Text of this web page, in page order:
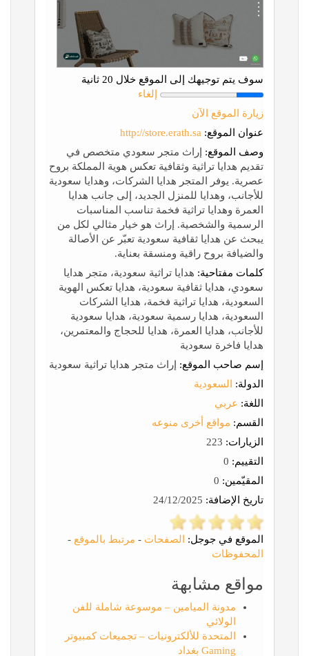
سوف يتم توجيهك إلى الموقع خلال 20 ثانية
إلغاء
زيارة الموقع الآن
عنوان الموقع: http://store.erath.sa
وصف الموقع: إراث متجر سعودي متخصص في
تقديم هدايا تراثية وثقافية تعكس هوية المملكة بروح
عصرية. يوفر المتجر هدايا الشركات، وهدايا سعودية
للأجانب، وهدايا للمنزل الجديد، إلى جانب هدايا
العمرة وهدايا تراثية فخمة تناسب المناسبات
الرسمية والشخصية. إراث هو خيار مثالي لكل من
يبحث عن هدايا ثقافية سعودية تعبّر عن الأصالة
والضيافة بروح راقية ومنسقة بعناية.
كلمات مفتاحية: هدايا تراثية سعودية، متجر هدايا
سعودي، هدايا ثقافية سعودية، هدايا تعكس الهوية
السعودية، هدايا تراثية فخمة، هدايا الشركات
السعودية، هدايا رسمية سعودية، هدايا سعودية
للأجانب، هدايا العمرة، هدايا للحجاج والمعتمرين،
هدايا فاخرة سعودية
إسم صاحب الموقع: إراث متجر هدايا تراثية سعودية
الدولة:
السعودية
اللغة: عربي
القسم: مواقع أخرى منوعه
الزيارات:
التقييم:
المقيّمين:
تاريخ الإضافة:
الموقع في جوجل: الصفحات - مرتبط بالموقع -
المحفوظات
مواقع مشابهة
مدونة الميامين – موسوعة شاملة للفن
الولائي
المتحدة للألكترونيات – تجميعات كمبيوتر
Gaming بغداد